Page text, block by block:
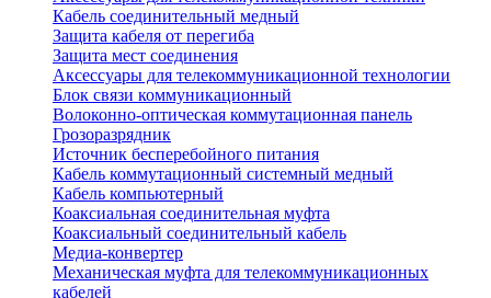
Кабель соединительный медный
Защита кабеля от перегиба
Защита мест соединения
Аксессуары для телекоммуникационной технологии
Блок связи коммуникационный
Волоконно-оптическая коммутационная панель
Грозоразрядник
Источник бесперебойного питания
Кабель коммутационный системный медный
Кабель компьютерный
Коаксиальная соединительная муфта
Коаксиальный соединительный кабель
Медиа-конвертер
Механическая муфта для телекоммуникационных
кабелей